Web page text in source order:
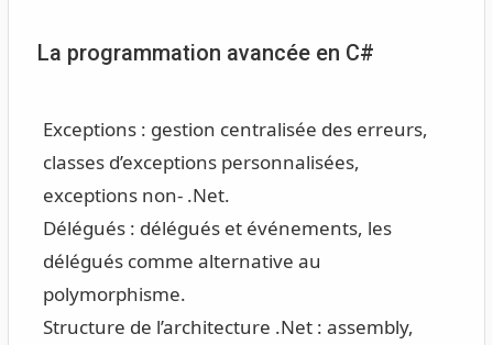
La programmation avancée en C#
Exceptions : gestion centralisée des erreurs,
classes d’exceptions personnalisées,
exceptions non- .Net.
Délégués : délégués et événements, les
délégués comme alternative au
polymorphisme.
Structure de l’architecture .Net : assembly,